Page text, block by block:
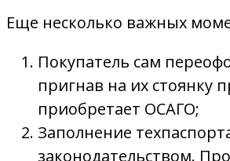
Еще несколько важных
Покупатель сам
пригнав на их стоянку
приобретает ОСАГО;
Заполнение
законодательством.